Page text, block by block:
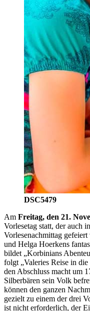
DSC5479
Am Freitag, den 21.
Vorlesetag statt, der auch
Vorlesenachmittag
und Helga Hoerkens
bildet „Korbinians
folgt „Valeries Reise in
den Abschluss macht um
Silberbären sein Volk
können den ganzen
gezielt zu einem der drei
ist nicht erforderlich, der